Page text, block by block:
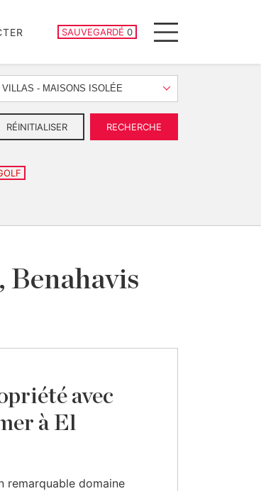
SAUVEGARDÉ 0
PROPRIÉTÉS SAUVEGARDÉES
Menu
VILLAS - MAISONS ISOLÉE
RÉINITIALISER RECHERCHE
Benahavis
avec
à El
remarquable domaine